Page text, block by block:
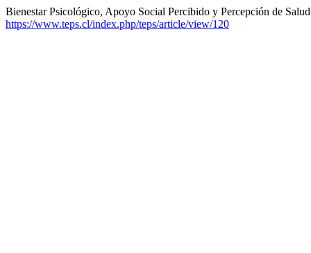
Bienestar Psicológico, Apoyo Social Percibido y Percepción de
https://www.teps.cl/index.php/teps/article/view/120